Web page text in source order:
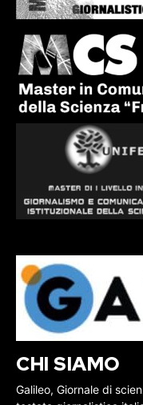
CHI SIAMO
Galileo, Giornale di